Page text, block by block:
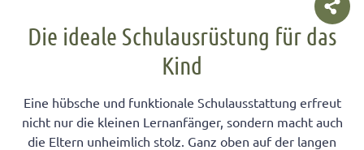
Die ideale Schulausrüstung für das
Kind
Eine hübsche und funktionale Schulausstattung erfreut
nicht nur die kleinen Lernanfänger, sondern macht auch
die Eltern unheimlich stolz. Ganz oben auf der langen